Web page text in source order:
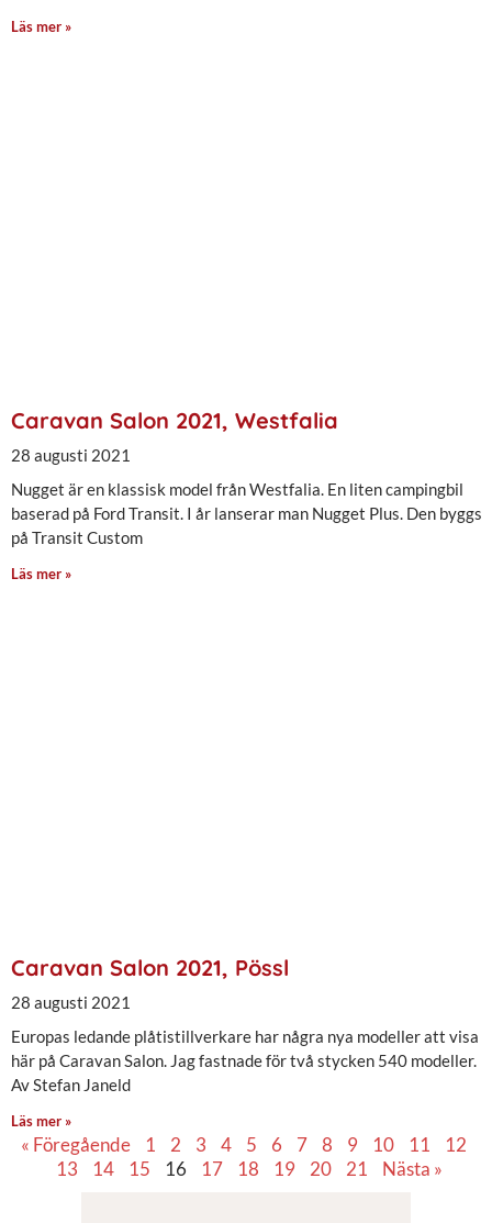
Läs mer »
Caravan Salon 2021, Westfalia
28 augusti 2021
Nugget är en klassisk model från Westfalia. En liten campingbil
baserad på Ford Transit. I år lanserar man Nugget Plus. Den byggs
på Transit Custom
Läs mer »
Caravan Salon 2021, Pössl
28 augusti 2021
Europas ledande plåtistillverkare har några nya modeller att visa
här på Caravan Salon. Jag fastnade för två stycken 540 modeller.
Av Stefan Janeld
Läs mer »
« Föregående 1 2 3 4 5 6 7 8 9 10 11
12
13
14 15 16 17 18 19 20 21 Nästa »